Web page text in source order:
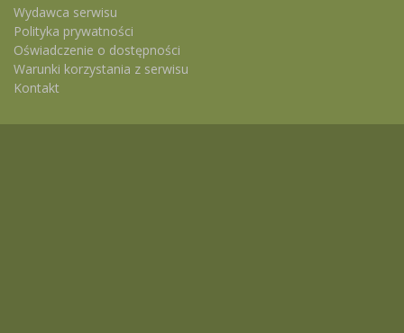
Wydawca serwisu
Polityka prywatności
Oświadczenie o dostępności
Warunki korzystania z serwisu
Kontakt